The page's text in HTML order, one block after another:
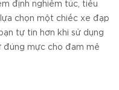
định nghiêm túc, tiêu
chọn một chiếc xe đạp
tự tin hơn khi sử dụng
đúng mực cho đam mê